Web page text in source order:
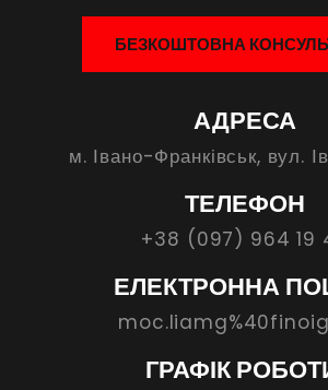
БЕЗКОШТОВНА
АДРЕСА
м. Івано-Франківськ, вул.
ТЕЛЕФОН
+38 (097) 964 19
ЕЛЕКТРОННА
ГРАФІК